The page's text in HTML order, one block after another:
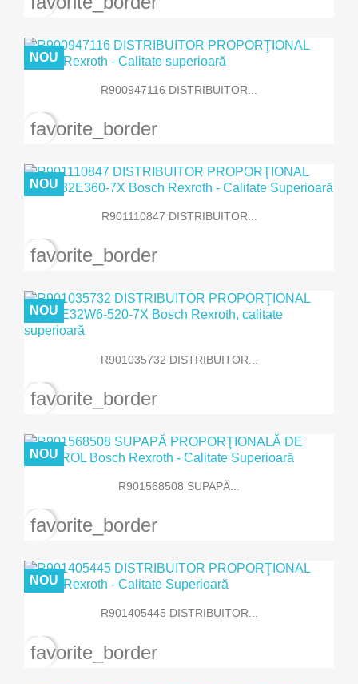
R900947116 DISTRIBUITOR...
NOU
favorite_border
R901110847 DISTRIBUITOR...
NOU
favorite_border
R901035732 DISTRIBUITOR...
NOU
favorite_border
R901568508 SUPAPĂ...
NOU
favorite_border
R901405445 DISTRIBUITOR...
NOU
favorite_border